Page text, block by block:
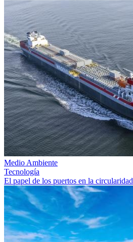
Medio Ambiente
Tecnología
El papel de los puertos en la